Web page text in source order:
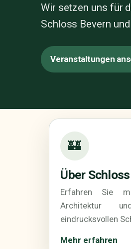
Wir setzen uns für
Schloss Bevern
Veranstaltungen
🏰
Über
Erfahren Sie
Architektur
eindrucksvollen
Mehr erfahren